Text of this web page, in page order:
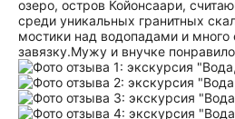
озеро, остров Койонсаари,
среди уникальных гранитных
мостики над водопадами и много
завязку.Мужу и внучке